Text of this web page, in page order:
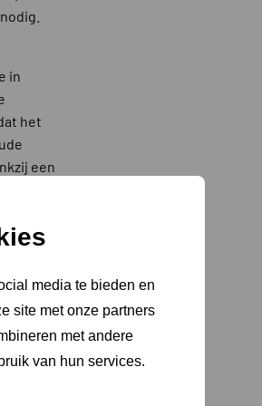
media te bieden en
site met onze partners
met andere
van hun services.
in
het
een